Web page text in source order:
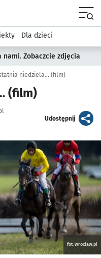
Sport i rekreacja
Dla dzieci
nami. Zobaczcie zdjęcia
niedziela… (film)
(film)
Udostępnijartykuł
fot. wroclaw.pl